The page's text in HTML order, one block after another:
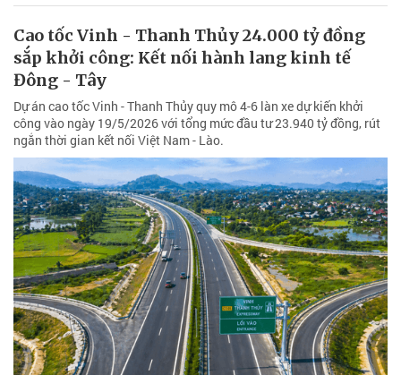
Cao tốc Vinh - Thanh Thủy 24.000 tỷ đồng
sắp khởi công: Kết nối hành lang kinh tế
Đông - Tây
Dự án cao tốc Vinh - Thanh Thủy quy mô 4-6 làn xe dự kiến khởi
công vào ngày 19/5/2026 với tổng mức đầu tư 23.940 tỷ đồng, rút
ngắn thời gian kết nối Việt Nam - Lào.